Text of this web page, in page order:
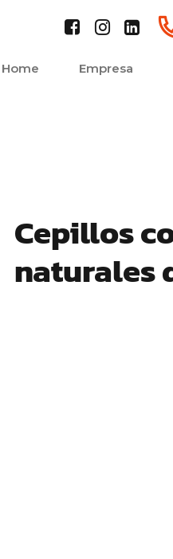
Home Empresa
Cepillos
naturales